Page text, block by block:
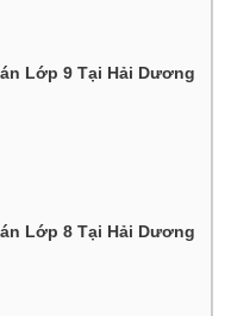
Lớp 9 Tại Hải Dương
Lớp 8 Tại Hải Dương